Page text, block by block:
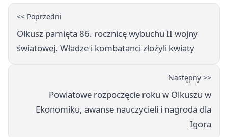
<< Poprzedni
Olkusz pamięta 86. rocznicę wybuchu II wojny
światowej. Władze i kombatanci złożyli kwiaty
Następny >>
Powiatowe rozpoczęcie roku w Olkuszu w
Ekonomiku, awanse nauczycieli i nagroda dla
Igora